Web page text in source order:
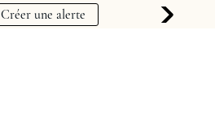
Créer une alerte